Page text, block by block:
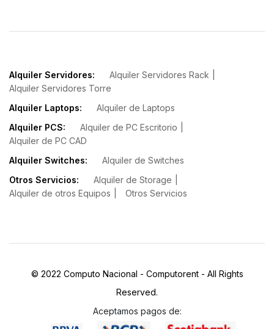
Alquiler Servidores:
Alquiler Servidores Rack
Alquiler Servidores Torre
Alquiler Laptops:
Alquiler de Laptops
Alquiler PCS:
Alquiler de PC Escritorio
Alquiler de PC CAD
Alquiler Switches:
Alquiler de Switches
Otros Servicios:
Alquiler de Storage
Alquiler de otros Equipos
Otros Servicios
© 2022 Computo Nacional - Computorent - All Rights
Reserved.
Aceptamos pagos de: